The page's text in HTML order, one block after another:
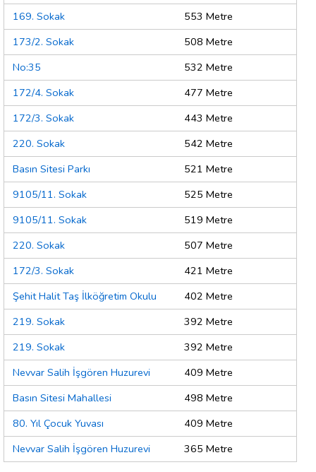
169. Sokak
553 Metre
173/2. Sokak
508 Metre
No:35
532 Metre
172/4. Sokak
477 Metre
172/3. Sokak
443 Metre
220. Sokak
542 Metre
Basın Sitesi Parkı
521 Metre
9105/11. Sokak
525 Metre
9105/11. Sokak
519 Metre
220. Sokak
507 Metre
172/3. Sokak
421 Metre
Şehit Halit Taş İlköğretim Okulu
402 Metre
219. Sokak
392 Metre
219. Sokak
392 Metre
Nevvar Salih İşgören Huzurevi
409 Metre
Basın Sitesi Mahallesi
498 Metre
80. Yıl Çocuk Yuvası
409 Metre
Nevvar Salih İşgören Huzurevi
365 Metre